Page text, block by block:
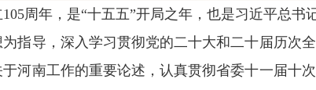
周年，是“十五五”开局之年，也是习近平总书
指导，深入学习贯彻党的二十大和二十届历次
河南工作的重要论述，认真贯彻省委十一届十